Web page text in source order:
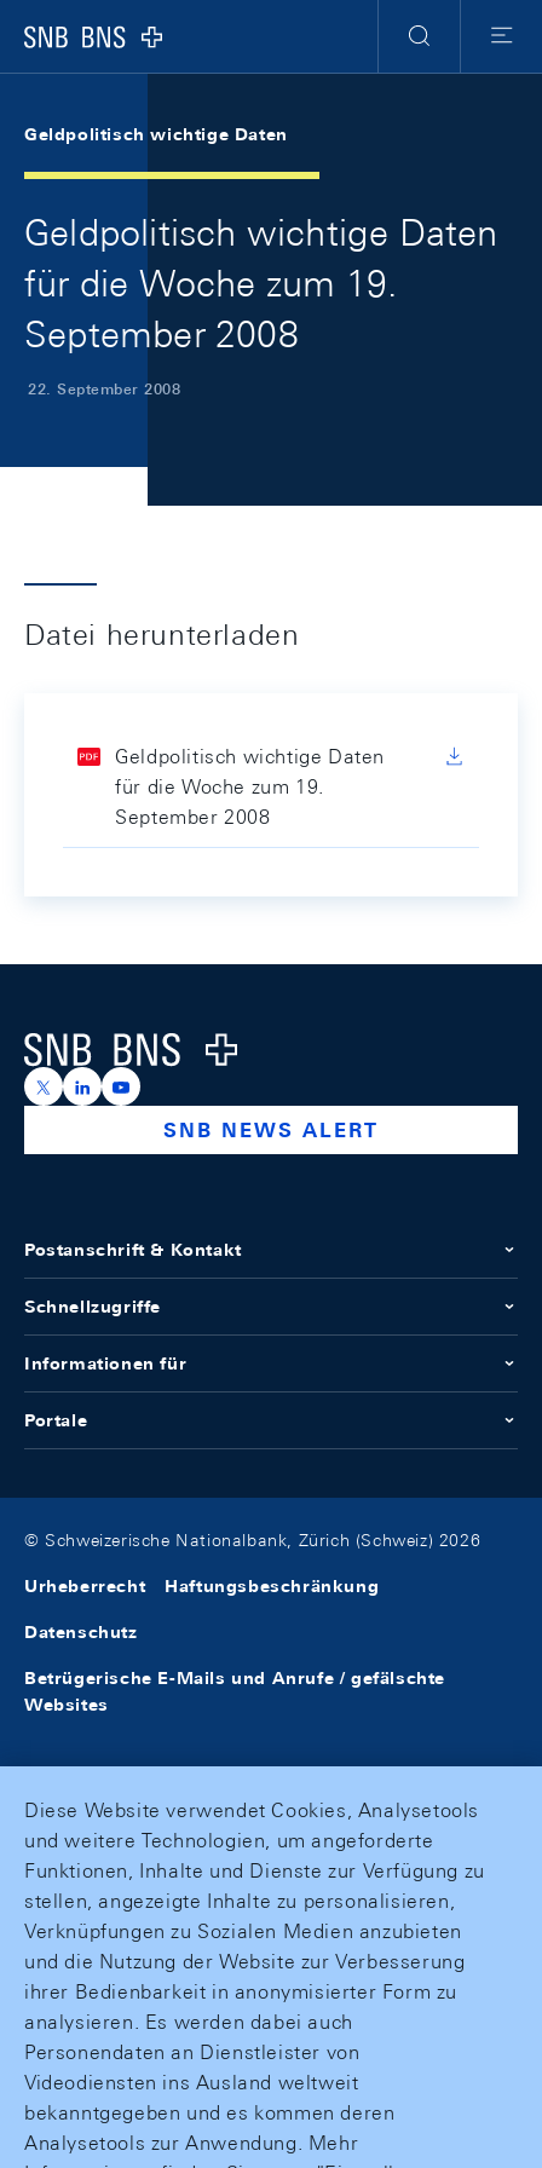
Logo
Suche
Menu
Geldpolitisch wichtige Daten
Geldpolitisch wichtige Daten
für die Woche zum 19.
September 2008
22. September 2008
Datei herunterladen
Geldpolitisch wichtige Daten
für die Woche zum 19.
September 2008
Logo
https://x.com/snb_bns
https://ch.linkedin.com/company/swiss-national-
https://www.youtube.com/@swissnationalbank
SNB NEWS ALERT
Postanschrift & Kontakt
Schnellzugriffe
Informationen für
Portale
© Schweizerische Nationalbank, Zürich (Schweiz) 2026
Urheberrecht Haftungsbeschränkung
Datenschutz
Betrügerische E-Mails und Anrufe / gefälschte
Websites
Diese Website verwendet Cookies, Analysetools
und weitere Technologien, um angeforderte
Funktionen, Inhalte und Dienste zur Verfügung zu
stellen, angezeigte Inhalte zu personalisieren,
Verknüpfungen zu Sozialen Medien anzubieten
und die Nutzung der Website zur Verbesserung
ihrer Bedienbarkeit in anonymisierter Form zu
analysieren. Es werden dabei auch
Personendaten an Dienstleister von
Videodiensten ins Ausland weltweit
bekanntgegeben und es kommen deren
Analysetools zur Anwendung. Mehr